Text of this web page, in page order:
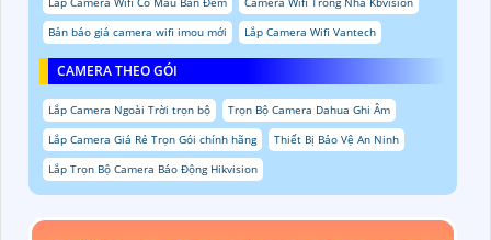
Bản báo giá camera wifi imou mới
Lắp Camera Wifi Vantech
CAMERA THEO GÓI
Lắp Camera Ngoài Trời trọn bộ
Trọn Bộ Camera Dahua Ghi Âm
Lắp Camera Giá Rẻ Trọn Gói chính hãng
Thiết Bị Bảo Vệ An Ninh
Lắp Trọn Bộ Camera Báo Động Hikvision